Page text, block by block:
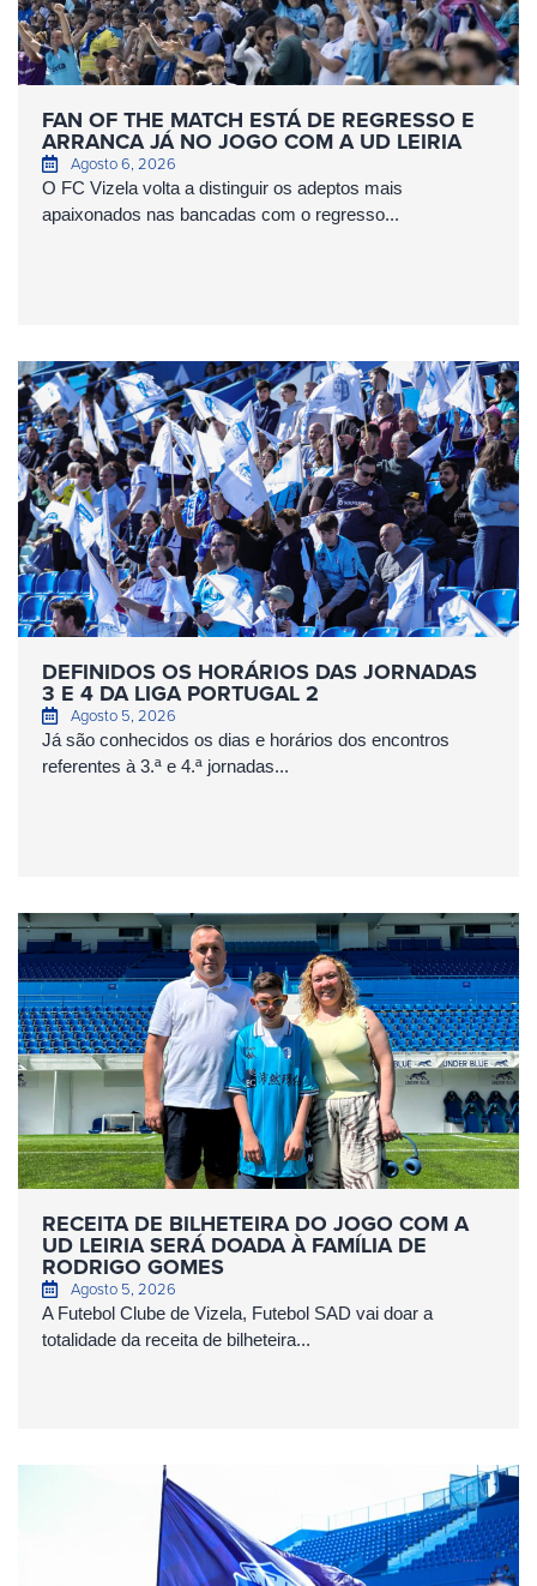
FAN OF THE MATCH ESTÁ DE REGRESSO E
ARRANCA JÁ NO JOGO COM A UD LEIRIA
Agosto 6, 2026
O FC Vizela volta a distinguir os adeptos mais
apaixonados nas bancadas com o regresso...
DEFINIDOS OS HORÁRIOS DAS JORNADAS
3 E 4 DA LIGA PORTUGAL 2
Agosto 5, 2026
Já são conhecidos os dias e horários dos encontros
referentes à 3.ª e 4.ª jornadas...
RECEITA DE BILHETEIRA DO JOGO COM A
UD LEIRIA SERÁ DOADA À FAMÍLIA DE
RODRIGO GOMES
Agosto 5, 2026
A Futebol Clube de Vizela, Futebol SAD vai doar a
totalidade da receita de bilheteira...